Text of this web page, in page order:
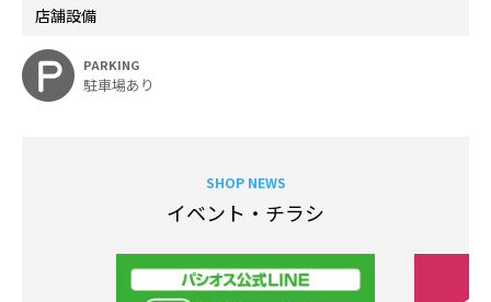
店舗設備
PARKING
駐車場あり
SHOP NEWS
イベント・チラシ